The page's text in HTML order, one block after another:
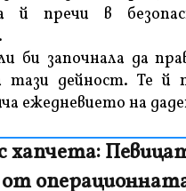
й пречи в
би започнала да
тази дейност. Те й
ежедневието на
хапчета: